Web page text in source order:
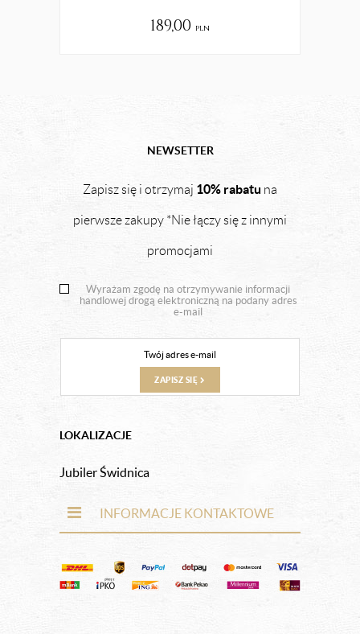
189,00 pln
NEWSETTER
Zapisz się i otrzymaj 10% rabatu na
pierwsze zakupy *Nie łączy się z innymi
promocjami
Wyrażam zgodę na otrzymywanie informacji
handlowej drogą elektroniczną na podany adres
e-mail
ZAPISZ SIĘ
LOKALIZACJE
Jubiler Świdnica
INFORMACJE KONTAKTOWE